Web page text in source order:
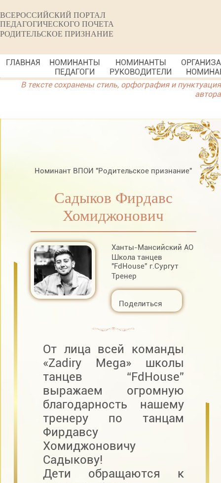
ВСЕРОССИЙСКИЙ ПОРТАЛ
ПЕДАГОГИЧЕСКОГО ПОЧЕТА
РОДИТЕЛЬСКОЕ ПРИЗНАНИЕ
ГЛАВНАЯ
НОМИНАНТЫ
ПЕДАГОГИ
НОМИНАНТЫ
РУКОВОДИТЕЛИ
В тексте сохранены стиль, орфография и пунктуация
автора
Номинант ВПОИ "Родительское признание"
Садыков Фирдавс
Хомиджонович
Ханты-Мансийский АО
Школа танцев
"FdHouse” г.Сургут
Тренер
Поделиться
От лица всей команды
«Zadiry Mega» школы
танцев “FdHouse”
выражаем огромную
благодарность нашему
тренеру по танцам
Фирдавсу
Хомиджоновичу
Садыкову!
Дети обращаются к